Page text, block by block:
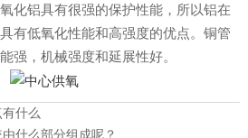
化铝具有很强的保护性能，所以铝在
有低氧化性能和高强度的优点。铜管
强，机械强度和延展性好。
什么
什么部分组成呢？